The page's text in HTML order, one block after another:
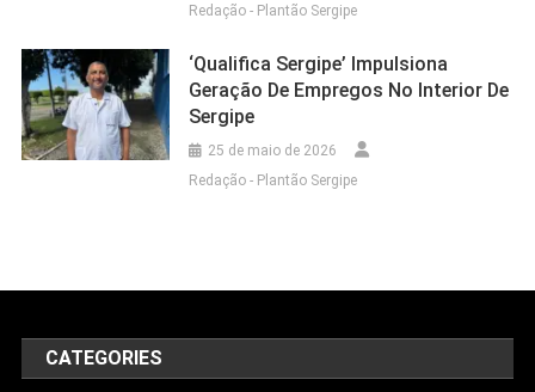
Redação - Plantão Sergipe
‘Qualifica Sergipe’ Impulsiona
Geração De Empregos No Interior De
Sergipe
25 de maio de 2026
Redação - Plantão Sergipe
CATEGORIES